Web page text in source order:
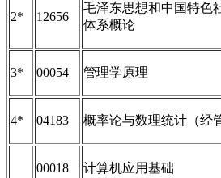
2* 12656
毛泽东思想和中国特色
体系概论
3* 00054 管理学原理
4* 04183 概率论与数理统计（经
00018 计算机应用基础